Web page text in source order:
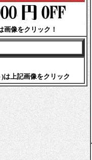
画像をクリック！
は上記画像をクリック